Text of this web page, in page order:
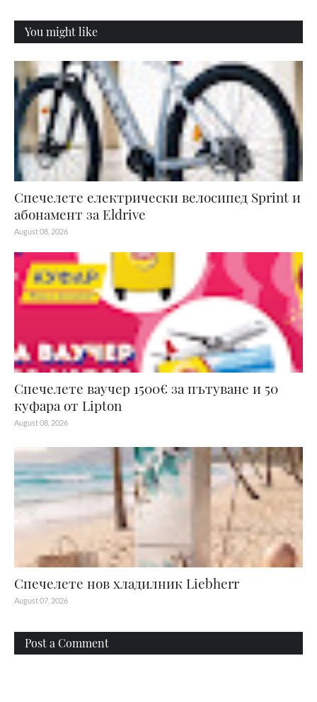
You might like
Спечелете електрически велосипед Sprint и
абонамент за Eldrive
August 08, 2026
Спечелете ваучер 1500€ за пътуване и 50
куфара от Lipton
August 08, 2026
Спечелете нов хладилник Liebherr
August 07, 2026
Post a Comment